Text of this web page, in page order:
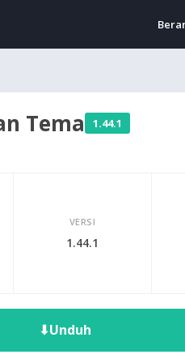
Tema 1.44.1
VERSI
1.44.1
⬇Unduh